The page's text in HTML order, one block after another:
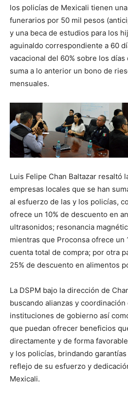
los policías de Mexicali tienen
funerarios por 50 mil pesos
y una beca de estudios para los
aguinaldo correspondiente a 60
vacacional del 60% sobre los días
suma a lo anterior un bono de
mensuales.
Luis Felipe Chan Baltazar resaltó
empresas locales que se han
al esfuerzo de las y los policías,
ofrece un 10% de descuento en
ultrasonidos; resonancia
mientras que Proconsa ofrece un
cuenta total de compra; por otra
25% de descuento en alimentos
La DSPM bajo la dirección de
buscando alianzas y
instituciones de gobierno así
que puedan ofrecer beneficios
directamente y de forma
y los policías, brindando
reflejo de su esfuerzo y
Mexicali.